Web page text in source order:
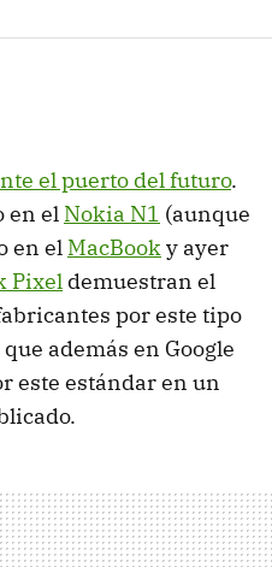
el puerto del futuro.
en el Nokia N1 (aunque
en el MacBooky ayer
Pixel demuestran el
por este tipo
además en Google
este estándar en un